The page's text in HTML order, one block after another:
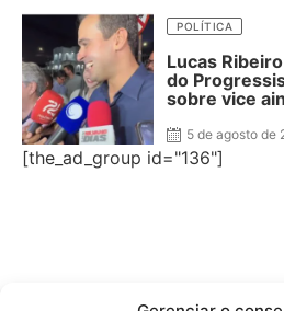
POLÍTICA
Lucas
do
sobre vice
5 de agosto de
[the_ad_group id="136"]